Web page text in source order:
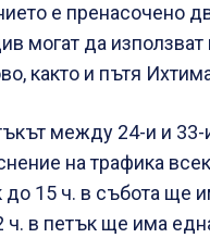
е пренасочено
могат да
както и пътя
между 24-и и 33-
на трафика
15 ч. в събота ще
в петък ще има